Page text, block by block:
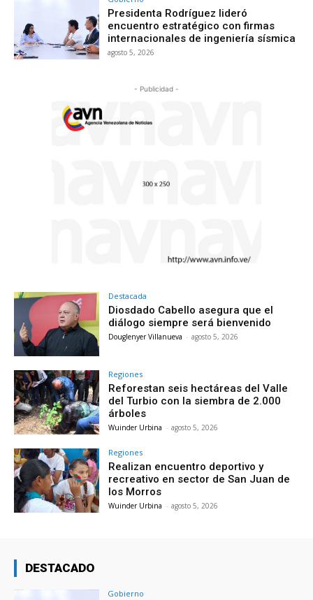
Presidenta Rodríguez lideró
encuentro estratégico con firmas
internacionales de ingeniería sísmica
agosto 5, 2026
- Publicidad -
Destacada
Diosdado Cabello asegura que el
diálogo siempre será bienvenido
Douglenyer Villanueva - agosto 5, 2026
Regiones
Reforestan seis hectáreas del Valle
del Turbio con la siembra de 2.000
árboles
Wuinder Urbina - agosto 5, 2026
Regiones
Realizan encuentro deportivo y
recreativo en sector de San Juan de
los Morros
Wuinder Urbina - agosto 5, 2026
DESTACADO
Gobierno